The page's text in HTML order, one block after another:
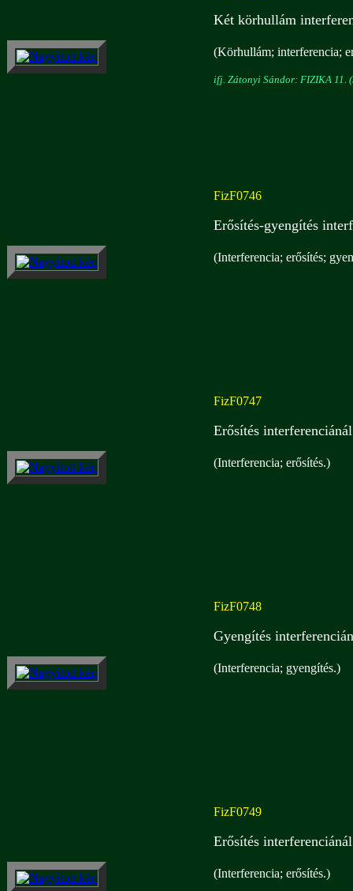
Két körhullám
(Körhullám; interferencia;
ifj. Zátonyi Sándor: FIZIKA 11.
FizF0746
Erősítés-gyengítés
(Interferencia; erősítés;
FizF0747
Erősítés
(Interferencia; erősítés.)
FizF0748
Gyengítés
(Interferencia; gyengítés.)
FizF0749
Erősítés
(Interferencia; erősítés.)